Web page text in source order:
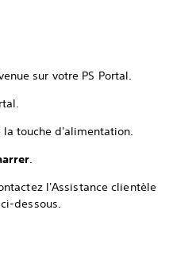
sur votre PS Portal.
la touche d'alimentation.
.
l'Assistance clientèle
dessous.